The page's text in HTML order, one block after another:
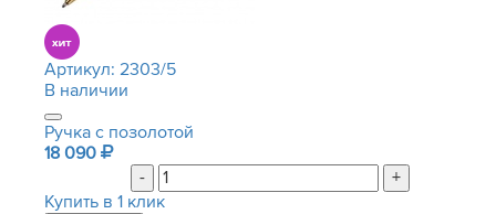
Артикул: 2303/5
В наличии
Ручка с позолотой
18 090
-
+
Купить в 1 клик